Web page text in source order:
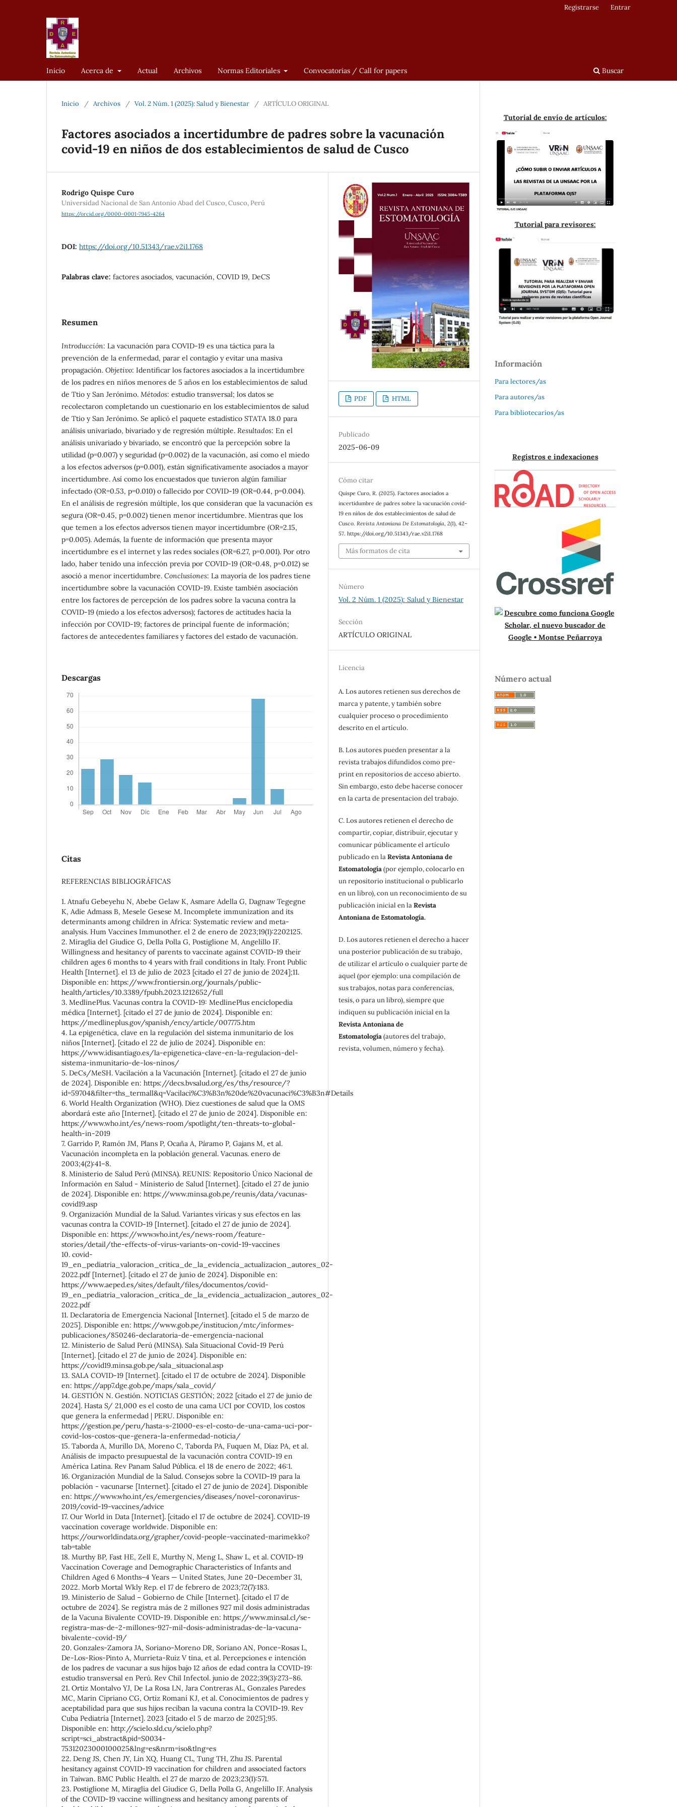
Inicio Acerca de Actual Archivos Normas Editoriales Convocatorias / Call for papers Buscar
Registrarse Entrar
Inicio / Archivos / Vol. 2 Núm. 1 (2025): Salud y Bienestar / ARTÍCULO ORIGINAL
Factores asociados a incertidumbre de padres sobre la vacunación
covid-19 en niños de dos establecimientos de salud de Cusco
Rodrigo Quispe Curo
Universidad Nacional de San Antonio Abad del Cusco, Cusco, Perú
https://orcid.org/0000-0001-7945-4264
DOI: https://doi.org/10.51343/rae.v2i1.1768
Palabras clave: factores asociados, vacunación, COVID 19, DeCS
Resumen
Introducción: La vacunación para COVID-19 es una táctica para la
prevención de la enfermedad, parar el contagio y evitar una masiva
propagación. Objetivo: Identificar los factores asociados a la incertidumbre
de los padres en niños menores de 5 años en los establecimientos de salud
de Ttio y San Jerónimo. Métodos: estudio transversal; los datos se
recolectaron completando un cuestionario en los establecimientos de salud
de Ttio y San Jerónimo. Se aplicó el paquete estadístico STATA 18.0 para
análisis univariado, bivariado y de regresión múltiple. Resultados: En el
análisis univariado y bivariado, se encontró que la percepción sobre la
utilidad (p=0.007) y seguridad (p=0.002) de la vacunación, así como el miedo
a los efectos adversos (p=0.001), están significativamente asociados a mayor
incertidumbre. Así como los encuestados que tuvieron algún familiar
infectado (OR=0.53, p=0.010) o fallecido por COVID-19 (OR=0.44, p=0.004).
En el análisis de regresión múltiple, los que consideran que la vacunación es
segura (OR=0.45, p=0.002) tienen menor incertidumbre. Mientras que los
que temen a los efectos adversos tienen mayor incertidumbre (OR=2.15,
p=0.005). Además, la fuente de información que presenta mayor
incertidumbre es el internet y las redes sociales (OR=6.27, p=0.001). Por otro
lado, haber tenido una infección previa por COVID-19 (OR=0.48, p=0.012) se
asoció a menor incertidumbre. Conclusiones: La mayoría de los padres tiene
incertidumbre sobre la vacunación COVID-19. Existe también asociación
entre los factores de percepción de los padres sobre la vacuna contra la
COVID-19 (miedo a los efectos adversos); factores de actitudes hacia la
infección por COVID-19; factores de principal fuente de información;
factores de antecedentes familiares y factores del estado de vacunación.
Descargas
Citas
REFERENCIAS BIBLIOGRÁFICAS
1. Atnafu Gebeyehu N, Abebe Gelaw K, Asmare Adella G, Dagnaw Tegegne
K, Adie Admass B, Mesele Gesese M. Incomplete immunization and its
determinants among children in Africa: Systematic review and meta-
analysis. Hum Vaccines Immunother. el 2 de enero de 2023;19(1):2202125.
2. Miraglia del Giudice G, Della Polla G, Postiglione M, Angelillo IF.
Willingness and hesitancy of parents to vaccinate against COVID-19 their
children ages 6 months to 4 years with frail conditions in Italy. Front Public
Health [Internet]. el 13 de julio de 2023 [citado el 27 de junio de 2024];11.
Disponible en: https://www.frontiersin.org/journals/public-
health/articles/10.3389/fpubh.2023.1212652/full
3. MedlinePlus. Vacunas contra la COVID-19: MedlinePlus enciclopedia
médica [Internet]. [citado el 27 de junio de 2024]. Disponible en:
https://medlineplus.gov/spanish/ency/article/007775.htm
4. La epigenética, clave en la regulación del sistema inmunitario de los
niños [Internet]. [citado el 22 de julio de 2024]. Disponible en:
https://www.idisantiago.es/la-epigenetica-clave-en-la-regulacion-del-
sistema-inmunitario-de-los-ninos/
5. DeCs/MeSH. Vacilación a la Vacunación [Internet]. [citado el 27 de junio
de 2024]. Disponible en: https://decs.bvsalud.org/es/ths/resource/?
id=59704&filter=ths_termall&q=Vacilaci%C3%B3n%20de%20vacunaci%C3%B3n#Details
6. World Health Organization (WHO). Diez cuestiones de salud que la OMS
abordará este año [Internet]. [citado el 27 de junio de 2024]. Disponible en:
https://www.who.int/es/news-room/spotlight/ten-threats-to-global-
health-in-2019
7. Garrido P, Ramón JM, Plans P, Ocaña A, Páramo P, Gajans M, et al.
Vacunación incompleta en la población general. Vacunas. enero de
2003;4(2):41–8.
8. Ministerio de Salud Perú (MINSA). REUNIS: Repositorio Único Nacional de
Información en Salud - Ministerio de Salud [Internet]. [citado el 27 de junio
de 2024]. Disponible en: https://www.minsa.gob.pe/reunis/data/vacunas-
covid19.asp
9. Organización Mundial de la Salud. Variantes víricas y sus efectos en las
vacunas contra la COVID-19 [Internet]. [citado el 27 de junio de 2024].
Disponible en: https://www.who.int/es/news-room/feature-
stories/detail/the-effects-of-virus-variants-on-covid-19-vaccines
10. covid-
19_en_pediatria_valoracion_critica_de_la_evidencia_actualizacion_autores_02-
2022.pdf [Internet]. [citado el 27 de junio de 2024]. Disponible en:
https://www.aeped.es/sites/default/files/documentos/covid-
19_en_pediatria_valoracion_critica_de_la_evidencia_actualizacion_autores_02-
2022.pdf
11. Declaratoria de Emergencia Nacional [Internet]. [citado el 5 de marzo de
2025]. Disponible en: https://www.gob.pe/institucion/mtc/informes-
publicaciones/850246-declaratoria-de-emergencia-nacional
12. Ministerio de Salud Perú (MINSA). Sala Situacional Covid-19 Perú
[Internet]. [citado el 27 de junio de 2024]. Disponible en:
https://covid19.minsa.gob.pe/sala_situacional.asp
13. SALA COVID-19 [Internet]. [citado el 17 de octubre de 2024]. Disponible
en: https://app7.dge.gob.pe/maps/sala_covid/
14. GESTIÓN N. Gestión. NOTICIAS GESTIÓN; 2022 [citado el 27 de junio de
2024]. Hasta S/ 21,000 es el costo de una cama UCI por COVID, los costos
que genera la enfermedad | PERU. Disponible en:
https://gestion.pe/peru/hasta-s-21000-es-el-costo-de-una-cama-uci-por-
covid-los-costos-que-genera-la-enfermedad-noticia/
15. Taborda A, Murillo DA, Moreno C, Taborda PA, Fuquen M, Díaz PA, et al.
Análisis de impacto presupuestal de la vacunación contra COVID-19 en
América Latina. Rev Panam Salud Pública. el 18 de enero de 2022; 46:1.
16. Organización Mundial de la Salud. Consejos sobre la COVID-19 para la
población - vacunarse [Internet]. [citado el 27 de junio de 2024]. Disponible
en: https://www.who.int/es/emergencies/diseases/novel-coronavirus-
2019/covid-19-vaccines/advice
17. Our World in Data [Internet]. [citado el 17 de octubre de 2024]. COVID-19
vaccination coverage worldwide. Disponible en:
https://ourworldindata.org/grapher/covid-people-vaccinated-marimekko?
tab=table
18. Murthy BP, Fast HE, Zell E, Murthy N, Meng L, Shaw L, et al. COVID-19
Vaccination Coverage and Demographic Characteristics of Infants and
Children Aged 6 Months–4 Years — United States, June 20–December 31,
2022. Morb Mortal Wkly Rep. el 17 de febrero de 2023;72(7):183.
19. Ministerio de Salud – Gobierno de Chile [Internet]. [citado el 17 de
octubre de 2024]. Se registra más de 2 millones 927 mil dosis administradas
de la Vacuna Bivalente COVID-19. Disponible en: https://www.minsal.cl/se-
registra-mas-de-2-millones-927-mil-dosis-administradas-de-la-vacuna-
bivalente-covid-19/
20. Gonzales-Zamora JA, Soriano-Moreno DR, Soriano AN, Ponce-Rosas L,
De-Los-Rios-Pinto A, Murrieta-Ruiz V tina, et al. Percepciones e intención
de los padres de vacunar a sus hijos bajo 12 años de edad contra la COVID-19:
estudio transversal en Perú. Rev Chil Infectol. junio de 2022;39(3):273–86.
21. Ortiz Montalvo YJ, De La Rosa LN, Jara Contreras AL, Gonzales Paredes
MC, Marin Cipriano CG, Ortiz Romaní KJ, et al. Conocimientos de padres y
aceptabilidad para que sus hijos reciban la vacuna contra la COVID-19. Rev
Cuba Pediatría [Internet]. 2023 [citado el 5 de marzo de 2025];95.
Disponible en: http://scielo.sld.cu/scielo.php?
script=sci_abstract&pid=S0034-
75312023000100025&lng=es&nrm=iso&tlng=es
22. Deng JS, Chen JY, Lin XQ, Huang CL, Tung TH, Zhu JS. Parental
hesitancy against COVID-19 vaccination for children and associated factors
in Taiwan. BMC Public Health. el 27 de marzo de 2023;23(1):571.
23. Postiglione M, Miraglia del Giudice G, Della Polla G, Angelillo IF. Analysis
of the COVID-19 vaccine willingness and hesitancy among parents of
PDF HTML
Publicado
2025-06-09
Cómo citar
Quispe Curo, R. (2025). Factores asociados a
incertidumbre de padres sobre la vacunación covid-
19 en niños de dos establecimientos de salud de
Cusco. Revista Antoniana De Estomatología ,2(1), 42–
57. https://doi.org/10.51343/rae.v2i1.1768
Más formatos de cita
Número
Vol. 2 Núm. 1 (2025): Salud y Bienestar
Sección
ARTÍCULO ORIGINAL
Licencia
A. Los autores retienen sus derechos de
marca y patente, y también sobre
cualquier proceso o procedimiento
descrito en el artículo.
B. Los autores pueden presentar a la
revista trabajos difundidos como pre-
print en repositorios de acceso abierto.
Sin embargo, esto debe hacerse conocer
en la carta de presentacion del trabajo.
C. Los autores retienen el derecho de
compartir, copiar, distribuir, ejecutar y
comunicar públicamente el artículo
publicado en laRevista Antoniana de
Estomatología(por ejemplo, colocarlo en
un repositorio institucional o publicarlo
en un libro), con un reconocimiento de su
publicación inicial en laRevista
Antoniana de Estomatología.
D. Los autores retienen el derecho a hacer
una posterior publicación de su trabajo,
de utilizar el artículo o cualquier parte de
aquel (por ejemplo: una compilación de
sus trabajos, notas para conferencias,
tesis, o para un libro), siempre que
indiquen su publicación inicial en la
Revista Antoniana de
Estomatología(autores del trabajo,
revista, volumen, número y fecha).
Tutorial de envío de artículos:
Tutorial para revisores:
Información
Para lectores/as
Para autores/as
Para bibliotecarios/as
Registros e indexaciones
Número actual